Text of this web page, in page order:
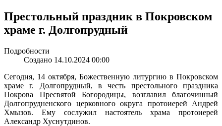
Престольный праздник в Покровском
храме г. Долгопрудный
Подробности
Создано 14.10.2024 00:00
Сегодня, 14 октября, Божественную литургию в Покровском
храме г. Долгопрудный, в честь престольного праздника
Покрова Пресвятой Богородицы, возглавил благочинный
Долгопрудненского церковного округа протоиерей Андрей
Хмызов. Ему сослужил настоятель храма протоиерей
Александр Хуснутдинов.